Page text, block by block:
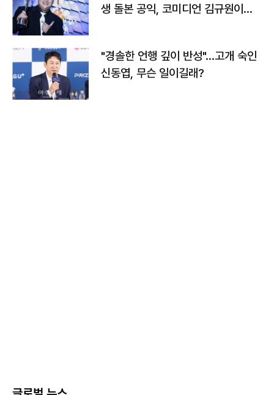
생 돌본 공익, 코미디언 김규원이었
"경솔한 언행 깊이 반성"…고개 숙인
신동엽, 무슨 일이길래?